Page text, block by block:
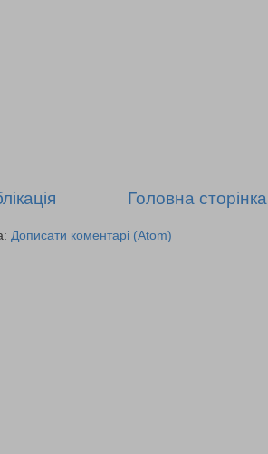
Головна сторінка
Дописати коментарі (Atom)